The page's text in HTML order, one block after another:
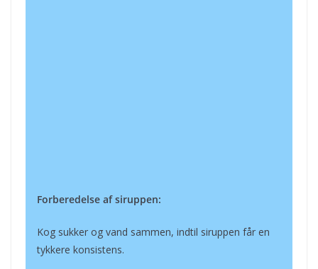
Forberedelse af siruppen:
Kog sukker og vand sammen, indtil siruppen får en
tykkere konsistens.